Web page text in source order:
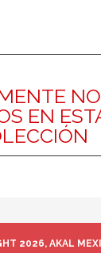
EN
2026, AKAL